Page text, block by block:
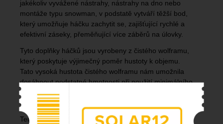
jakékoliv vyvážené nástrahy, nástrahy na dno nebo
montáže typu snowman, v podstatě vytváří těžší bod,
který umožňuje háčku zachytit se, zajišťující rychlé a
efektivní záseky, přeměňující více záběrů na úlovky.
Tyto doplňky háčků jsou vyrobeny z čistého wolframu,
který poskytuje výjimečný poměr hustoty k objemu.
Tato vysoká hustota čistého wolframu nám umožnila
dosáhnout podstatné hmotnosti při použití minimálního
množství materiálu, čímž vznikl kompaktní, ale přiměřeně
těžký Shot on the Hook.
Tento opakovaně použitelný čistý wolframový shot lze